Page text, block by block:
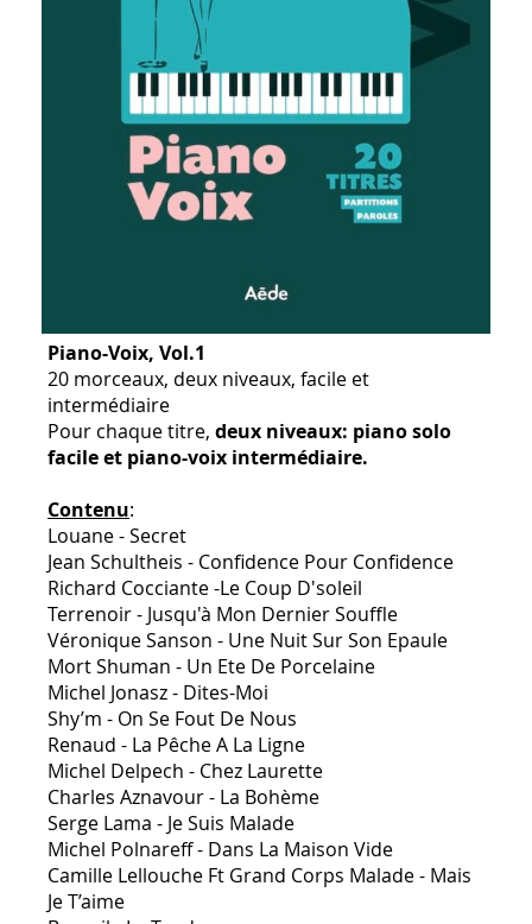
Piano-Voix, Vol.1
20 morceaux, deux niveaux, facile et
intermédiaire
Pour chaque titre, deux niveaux: piano solo
facile et piano-voix intermédiaire.
Contenu:
Louane - Secret
Jean Schultheis - Confidence Pour Confidence
Richard Cocciante -Le Coup D'soleil
Terrenoir - Jusqu'à Mon Dernier Souffle
Véronique Sanson - Une Nuit Sur Son Epaule
Mort Shuman - Un Ete De Porcelaine
Michel Jonasz - Dites-Moi
Shy’m - On Se Fout De Nous
Renaud - La Pêche A La Ligne
Michel Delpech - Chez Laurette
Charles Aznavour - La Bohème
Serge Lama - Je Suis Malade
Michel Polnareff - Dans La Maison Vide
Camille Lellouche Ft Grand Corps Malade - Mais
Je T’aime